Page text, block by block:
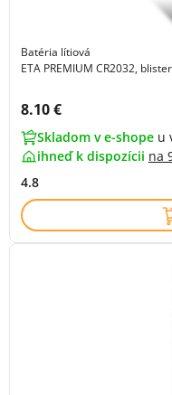
Batéria lítiová
ETA PREMIUM CR2032,
Cena s DPH:
8.10 €
Skladom v e-shope u
ihneď k dispozícii na
4.8